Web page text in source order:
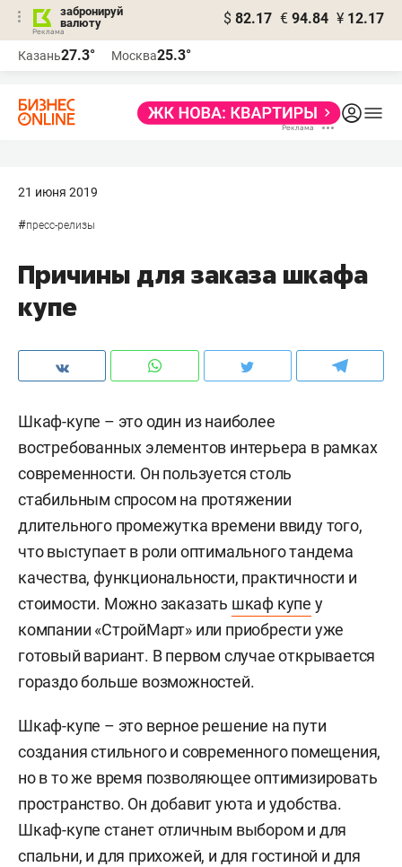
забронируй
валюту
$ 82.17 € 94.84 ¥ 12.17
Казань27.3° Москва25.3°
21 июня 2019
#пресс-релизы
Причины для заказа шкафа
купе
Шкаф-купе – это один из наиболее
востребованных элементов интерьера в рамках
современности. Он пользуется столь
стабильным спросом на протяжении
длительного промежутка времени ввиду того,
что выступает в роли оптимального тандема
качества, функциональности, практичности и
стоимости. Можно заказать шкаф купе у
компании «СтройМарт» или приобрести уже
готовый вариант. В первом случае открывается
гораздо больше возможностей.
Шкаф-купе – это верное решение на пути
создания стильного и современного помещения,
но в то же время позволяющее оптимизировать
пространство. Он добавит уюта и удобства.
Шкаф-купе станет отличным выбором и для
спальни, и для прихожей, и для гостиной и для